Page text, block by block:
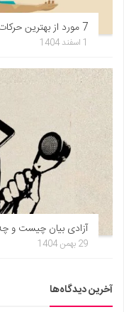
7 مورد از بهترین حرکات یوگا برای تسکین استرس
1 اسفند 1404
آزادی بیان چیست و
29 بهمن 1404
آخرین دیدگاه‌ها